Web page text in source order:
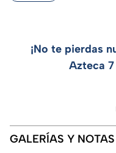
¡No te pierdas
Azteca
GALERÍAS Y